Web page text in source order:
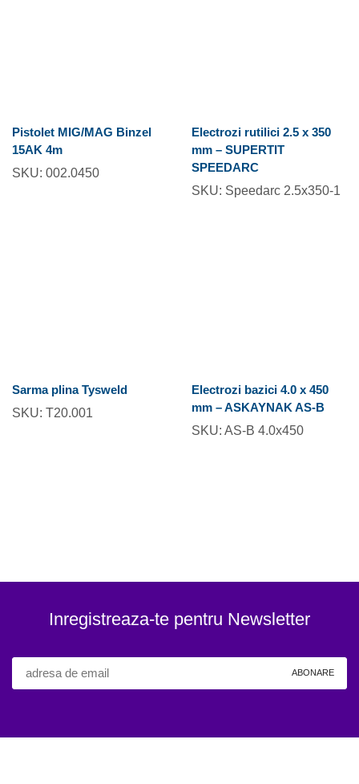
Pistolet MIG/MAG Binzel
15AK 4m
SKU: 002.0450
Electrozi rutilici 2.5 x 350
mm – SUPERTIT
SPEEDARC
SKU: Speedarc 2.5x350-1
Sarma plina Tysweld
SKU: T20.001
Electrozi bazici 4.0 x 450
mm – ASKAYNAK AS-B
SKU: AS-B 4.0x450
Inregistreaza-te pentru Newsletter